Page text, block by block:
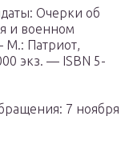
Очерки об
и военном
М.: Патриот,
экз. — ISBN 5-
7 ноября